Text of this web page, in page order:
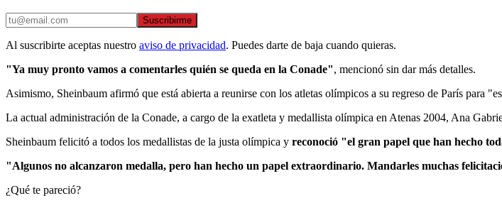
Suscribirme
Al suscribirte aceptas nuestro aviso de privacidad. Puedes darte de baja cuando quieras.
"Ya muy pronto vamos a comentarles quién se queda en la Conade", mencionó sin dar más detalles.
Asimismo, Sheinbaum afirmó que está abierta a reunirse con los atletas olímpicos a su regreso de París para
La actual administración de la Conade, a cargo de la exatleta y medallista olímpica en Atenas 2004, Ana
Sheinbaum felicitó a todos los medallistas de la justa olímpica y reconoció "el gran papel que han hecho
"Algunos no alcanzaron medalla, pero han hecho un papel extraordinario. Mandarles muchas
¿Qué te pareció?